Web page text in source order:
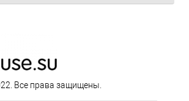
Все права защищены.